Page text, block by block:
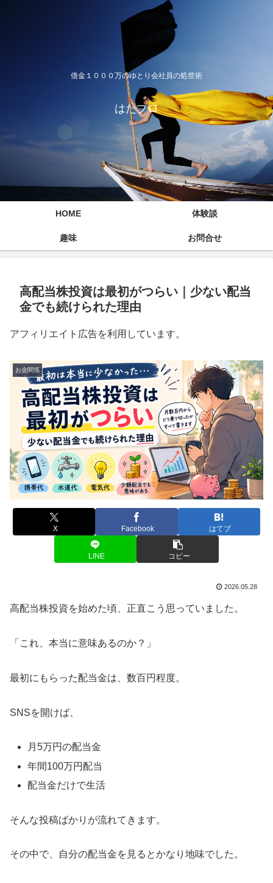
借金１０００万のゆとり会社員の処世術
はたブロ
HOME 体験談
趣味 お問合せ
高配当株投資は最初がつらい｜少ない配当
金でも続けられた理由
アフィリエイト広告を利用しています。
お金関係
X Facebook はてブ
LINE コピー
2026.05.28
高配当株投資を始めた頃、正直こう思っていました。
「これ、本当に意味あるのか？」
最初にもらった配当金は、数百円程度。
SNSを開けば、
月5万円の配当金
年間100万円配当
配当金だけで生活
そんな投稿ばかりが流れてきます。
その中で、自分の配当金を見るとかなり地味でした。